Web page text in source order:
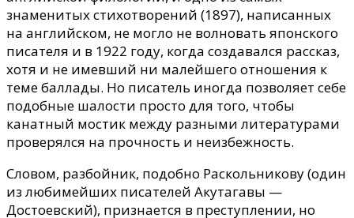
знаменитых стихотворений (1897), написанных
на английском, не могло не волновать японского
писателя и в 1922 году, когда создавался рассказ,
хотя и не имевший ни малейшего отношения к
теме баллады. Но писатель иногда позволяет себе
подобные шалости просто для того, чтобы
канатный мостик между разными литературами
проверялся на прочность и неизбежность.
Словом, разбойник, подобно Раскольникову (один
из любимейших писателей Акутагавы —
Достоевский), признается в преступлении, но